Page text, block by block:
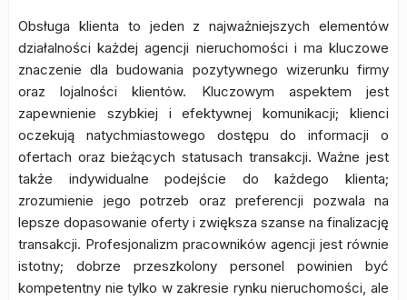
Obsługa klienta to jeden z najważniejszych elementów
działalności każdej agencji nieruchomości i ma kluczowe
znaczenie dla budowania pozytywnego wizerunku firmy
oraz lojalności klientów. Kluczowym aspektem jest
zapewnienie szybkiej i efektywnej komunikacji; klienci
oczekują natychmiastowego dostępu do informacji o
ofertach oraz bieżących statusach transakcji. Ważne jest
także indywidualne podejście do każdego klienta;
zrozumienie jego potrzeb oraz preferencji pozwala na
lepsze dopasowanie oferty i zwiększa szanse na finalizację
transakcji. Profesjonalizm pracowników agencji jest równie
istotny; dobrze przeszkolony personel powinien być
kompetentny nie tylko w zakresie rynku nieruchomości, ale